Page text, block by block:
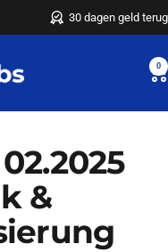
30 dagen geld terug
0
&